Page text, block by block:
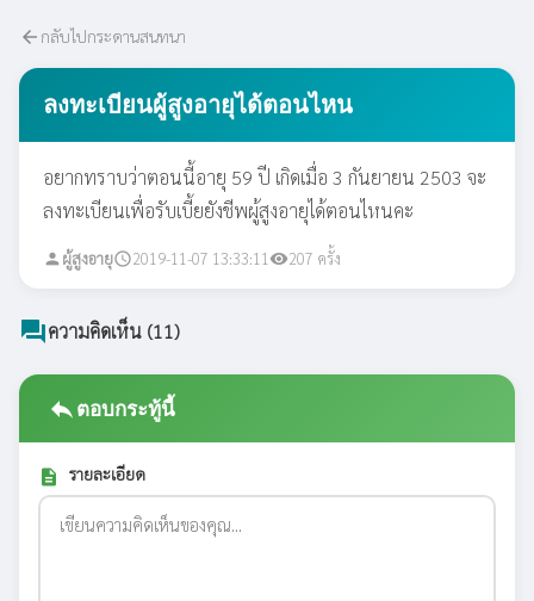
arrow_back กลับไปกระดานสนทนา
ลงทะเบียนผู้สูงอายุได้ตอนไหน
อยากทราบว่าตอนนี้อายุ 59 ปี เกิดเมื่อ 3 กันยายน 2503 จะ
ลงทะเบียนเพื่อรับเบี้ยยังชีพผู้สูงอายุได้ตอนไหนคะ
person ผู้สูงอายุschedule2019-11-07 13:33:11 visibility207 ครั้ง
forumความคิดเห็น (11)
replyตอบกระทู้นี้
description รายละเอียด